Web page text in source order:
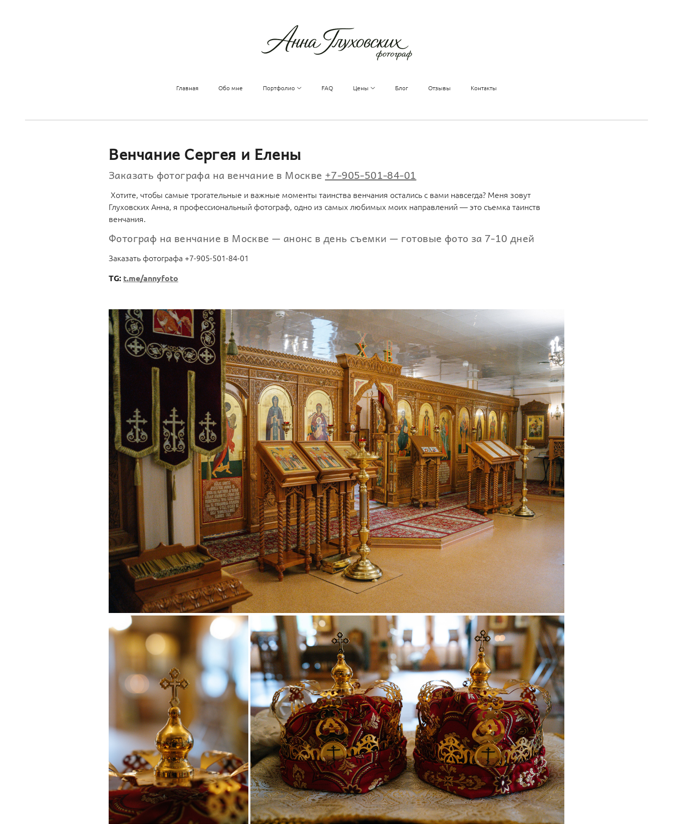
Главная Обо мне Портфолио FAQ Цены Блог Отзывы Контакты
Венчание Сергея и Елены
Заказать фотографа на венчание в Москве +7-905-501-84-01
Хотите, чтобы самые трогательные и важные моменты таинства венчания остались с вами навсегда? Меня зовут
Глуховских Анна, я профессиональный фотограф, одно из самых любимых моих направлений — это съемка таинств
венчания.
Фотограф на венчание в Москве — анонс в день съемки — готовые фото за 7-10 дней
Заказать фотографа +7-905-501-84-01
TG: t.me/annyfoto